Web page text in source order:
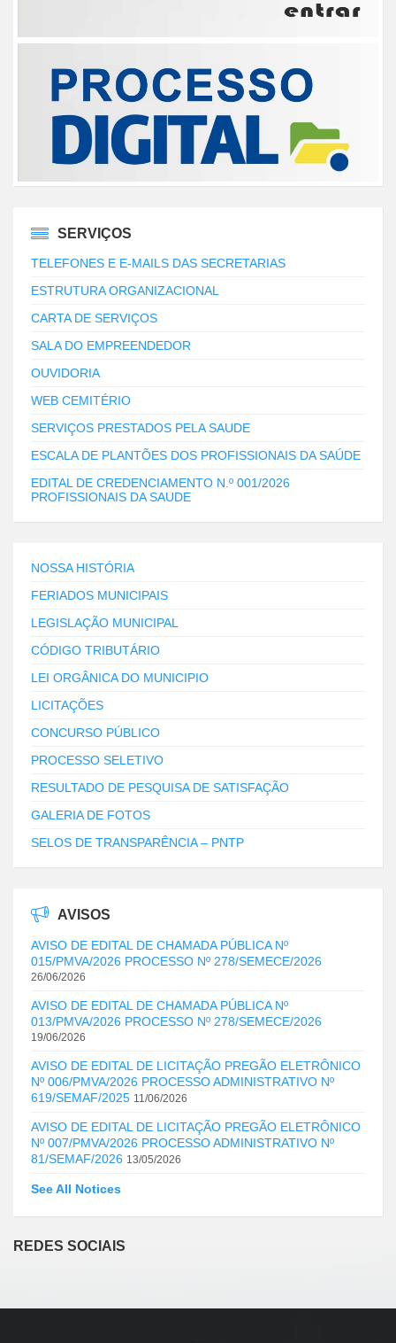
SERVIÇOS
TELEFONES E E-MAILS DAS SECRETARIAS
ESTRUTURA ORGANIZACIONAL
CARTA DE SERVIÇOS
SALA DO EMPREENDEDOR
OUVIDORIA
WEB CEMITÉRIO
SERVIÇOS PRESTADOS PELA SAUDE
ESCALA DE PLANTÕES DOS PROFISSIONAIS DA SAÚDE
EDITAL DE CREDENCIAMENTO N.º 001/2026
PROFISSIONAIS DA SAUDE
NOSSA HISTÓRIA
FERIADOS MUNICIPAIS
LEGISLAÇÃO MUNICIPAL
CÓDIGO TRIBUTÁRIO
LEI ORGÂNICA DO MUNICIPIO
LICITAÇÕES
CONCURSO PÚBLICO
PROCESSO SELETIVO
RESULTADO DE PESQUISA DE SATISFAÇÃO
GALERIA DE FOTOS
SELOS DE TRANSPARÊNCIA – PNTP
AVISOS
AVISO DE EDITAL DE CHAMADA PÚBLICA Nº
015/PMVA/2026 PROCESSO Nº 278/SEMECE/2026
26/06/2026
AVISO DE EDITAL DE CHAMADA PÚBLICA Nº
013/PMVA/2026 PROCESSO Nº 278/SEMECE/2026
19/06/2026
AVISO DE EDITAL DE LICITAÇÃO PREGÃO ELETRÔNICO
Nº 006/PMVA/2026 PROCESSO ADMINISTRATIVO Nº
619/SEMAF/2025 11/06/2026
AVISO DE EDITAL DE LICITAÇÃO PREGÃO ELETRÔNICO
Nº 007/PMVA/2026 PROCESSO ADMINISTRATIVO Nº
81/SEMAF/2026 13/05/2026
See All Notices
REDES SOCIAIS